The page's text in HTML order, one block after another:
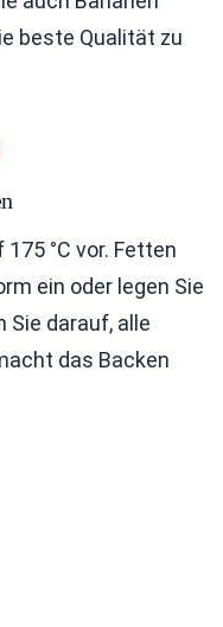
beste Qualität zu
°C vor. Fetten
ein oder legen Sie
Sie darauf, alle
das Backen